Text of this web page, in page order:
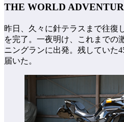
THE WORLD
昨日、久々に針テラスまで往復
を完了。一夜明け、これまでの
ニングランに出発。残していた
届いた。